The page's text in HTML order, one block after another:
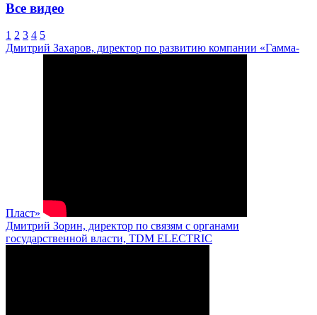
Все видео
1 2 3 4 5
Дмитрий Захаров, директор по развитию компании «Гамма-
Пласт»
Дмитрий Зорин, директор по связям с органами
государственной власти, TDM ELECTRIC